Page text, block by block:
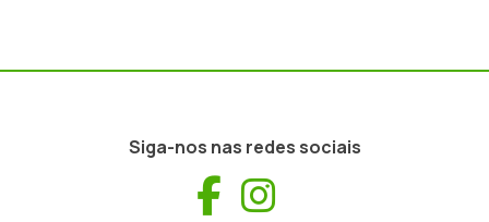
Siga-nos nas redes sociais
Facebook